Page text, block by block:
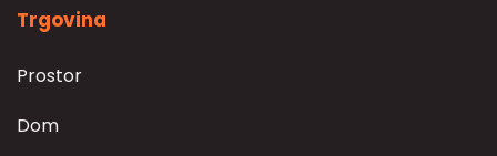
Trgovina
Prostor
Dom